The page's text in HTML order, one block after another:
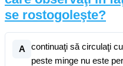
se rostogoleşte?
A
continuaţi să circulaţi
peste minge nu este